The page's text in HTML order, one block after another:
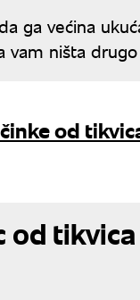
ga većina
ništa
od
od